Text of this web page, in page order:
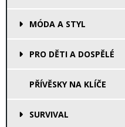
MÓDA A STYL
PRO DĚTI A DOSPĚLÉ
PŘÍVĚSKY NA KLÍČE
SURVIVAL